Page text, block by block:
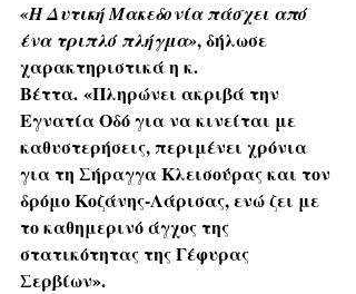
«Η Δυτική Μακεδονία πάσχει από
ένα τριπλό πλήγμα», δήλωσε
χαρακτηριστικά η κ.
Βέττα. «Πληρώνει ακριβά την
Εγνατία Οδό για να κινείται με
καθυστερήσεις, περιμένει χρόνια
για τη Σήραγγα Κλεισούρας και τον
δρόμο Κοζάνης-Λάρισας, ενώ ζει με
το καθημερινό άγχος της
στατικότητας της Γέφυρας
Σερβίων».